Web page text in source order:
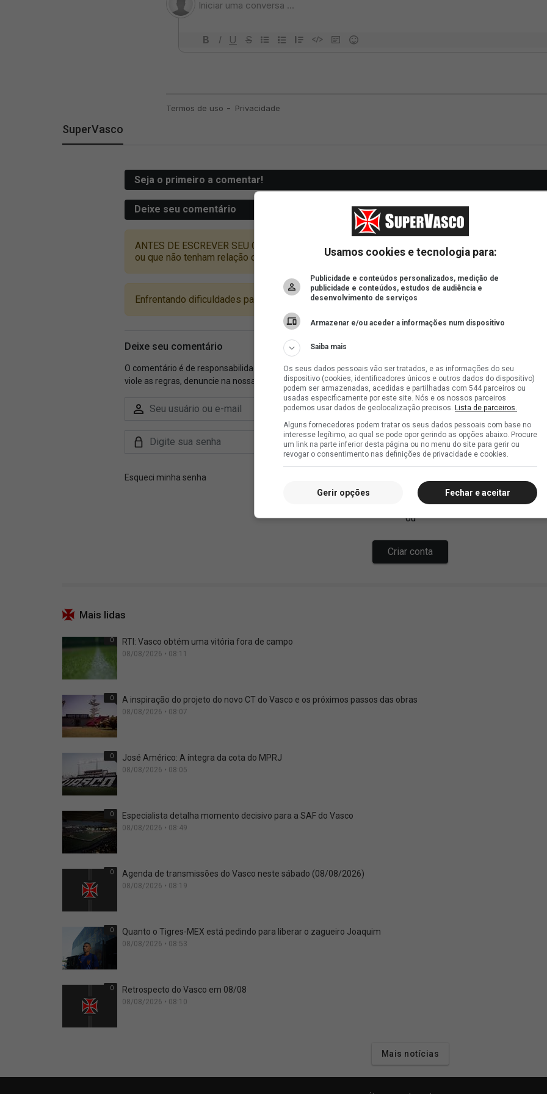
SuperVasco
Mais lidas
0 RTI: Vasco obtém uma vitória fora de campo
08/08/2026 • 08:11
0 A inspiração do projeto do novo CT do Vasco e os próximos passos das obras
08/08/2026 • 08:07
0 José Américo: A íntegra da cota do MPRJ
08/08/2026 • 08:05
0 Especialista detalha momento decisivo para a SAF do Vasco
08/08/2026 • 08:49
0 Agenda de transmissões do Vasco neste sábado (08/08/2026)
08/08/2026 • 08:19
0 Quanto o Tigres-MEX está pedindo para liberar o zagueiro Joaquim
08/08/2026 • 08:53
0 Retrospecto do Vasco em 08/08
08/08/2026 • 08:10
Mais notícias
Usamos cookies e tecnologia para:
Publicidade e conteúdos personalizados, medição de
publicidade e conteúdos, estudos de audiência e
desenvolvimento de serviços
Armazenar e/ou aceder a informações num dispositivo
Saiba mais
Os seus dados pessoais vão ser tratados, e as informações do seu
dispositivo (cookies, identificadores únicos e outros dados do dispositivo)
podem ser armazenadas, acedidas e partilhadas com 544 parceiros ou
usadas especificamente por este site. Nós e os nossos parceiros
podemos usar dados de geolocalização precisos. Lista de parceiros.
Alguns fornecedores podem tratar os seus dados pessoais com base no
interesse legítimo, ao qual se pode opor gerindo as opções abaixo. Procure
um link na parte inferior desta página ou no menu do site para gerir ou
revogar o consentimento nas definições de privacidade e cookies.
Fechar e aceitar
Gerir opções